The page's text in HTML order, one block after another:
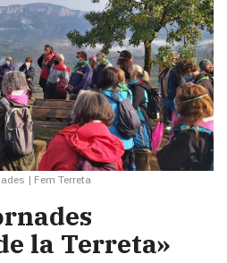
| Fem Terreta
la Terreta»